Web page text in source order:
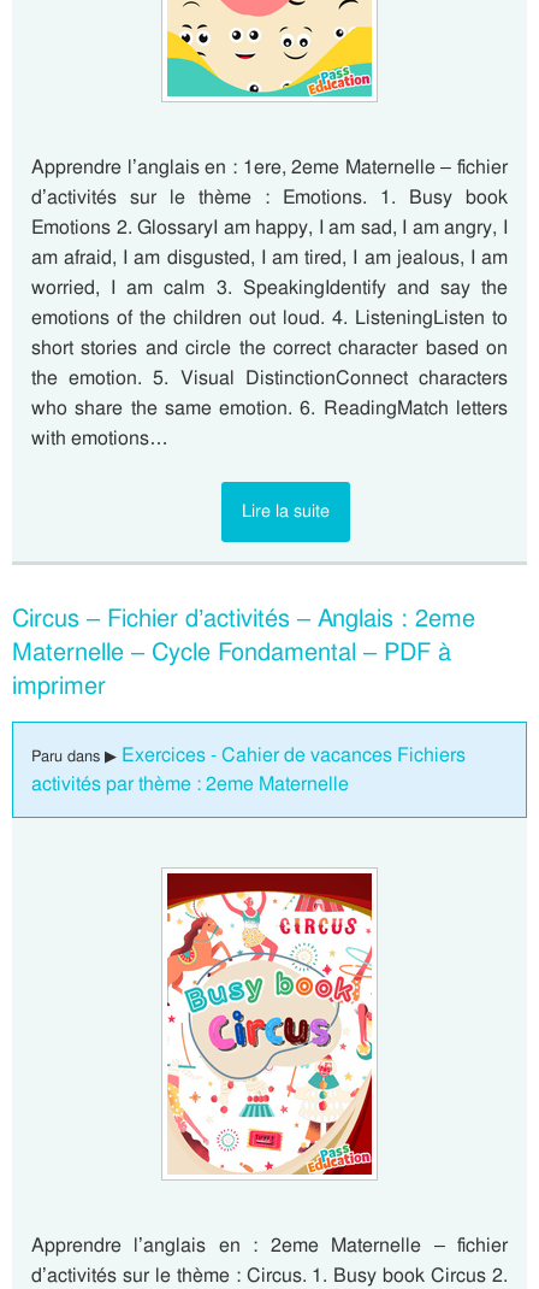
Apprendre l’anglais en : 1ere, 2eme Maternelle – fichier
d’activités sur le thème : Emotions. 1. Busy book
Emotions 2. GlossaryI am happy, I am sad, I am angry, I
am afraid, I am disgusted, I am tired, I am jealous, I am
worried, I am calm 3. SpeakingIdentify and say the
emotions of the children out loud. 4. ListeningListen to
short stories and circle the correct character based on
the emotion. 5. Visual DistinctionConnect characters
who share the same emotion. 6. ReadingMatch letters
with emotions…
Lire la suite
Circus – Fichier d’activités – Anglais : 2eme
Maternelle – Cycle Fondamental – PDF à
imprimer
Paru dans ▶ Exercices - Cahier de vacances Fichiers
activités par thème : 2eme Maternelle
Apprendre l’anglais en : 2eme Maternelle – fichier
d’activités sur le thème : Circus. 1. Busy book Circus 2.